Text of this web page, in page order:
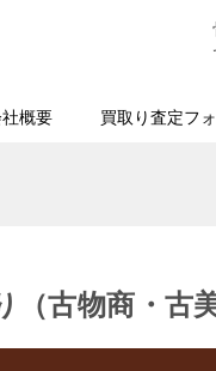
概要 買取り査定フ
（古物商・古